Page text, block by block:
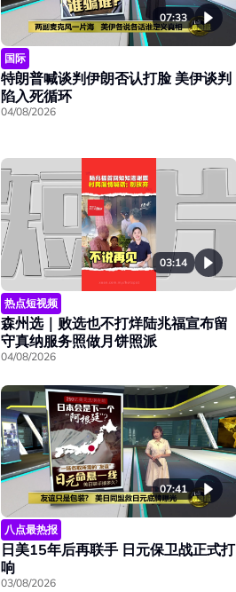
07:33
国际
特朗普喊谈判伊朗否认打脸 美伊谈判
陷入死循环
04/08/2026
03:14
热点短视频
森州选｜败选也不打烊陆兆福宣布留
守真纳服务照做月饼照派
04/08/2026
07:41
八点最热报
日美15年后再联手 日元保卫战正式打
响
03/08/2026